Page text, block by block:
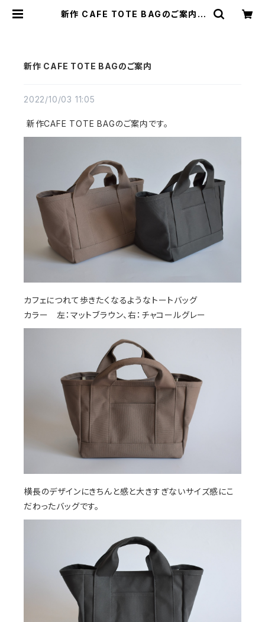
新作 CAFE TOTE BAGのご案内 |
新作 CAFE TOTE BAGのご案内
2022/10/03 11:05
新作CAFE TOTE BAGのご案内です。
カフェにつれて歩きたくなるようなトートバッグ
カラー 左：マットブラウン、右：チャコールグレー
横長のデザインにきちんと感と大きすぎないサイズ感にこ
だわったバッグです。